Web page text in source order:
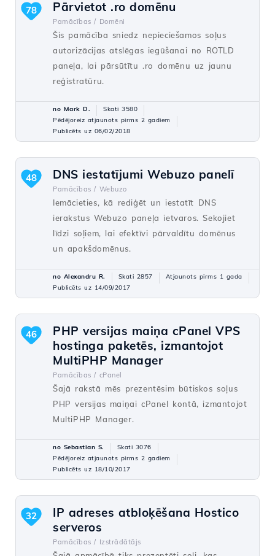
Pārvietot .ro domēnu
Pamācības / Domēni
Šis pamācība sniedz nepieciešamos soļus
autorizācijas atslēgas iegūšanai no ROTLD
paneļa, lai pārsūtītu .ro domēnu uz jaunu
reģistratūru.
78
no Mark D.
Skati 3580
Pēdējoreiz atjaunots pirms 2 gadiem
Publicēts uz 06/02/2018
DNS iestatījumi Webuzo panelī
Pamācības / Webuzo
Iemācieties, kā rediģēt un iestatīt DNS
ierakstus Webuzo paneļa ietvaros. Sekojiet
līdzi soļiem, lai efektīvi pārvaldītu domēnus
un apakšdomēnus.
48
no Alexandru R. Skati 2857
Atjaunots pirms 1 gada
Publicēts uz 14/09/2017
PHP versijas maiņa cPanel VPS
hostinga paketēs, izmantojot
MultiPHP Manager
Pamācības / cPanel
Šajā rakstā mēs prezentēsim būtiskos soļus
PHP versijas maiņai cPanel kontā, izmantojot
MultiPHP Manager.
46
no Sebastian S.
Skati 3076
Pēdējoreiz atjaunots pirms 2 gadiem
Publicēts uz 18/10/2017
IP adreses atbloķēšana Hostico
serveros
Pamācības / Izstrādātājs
32